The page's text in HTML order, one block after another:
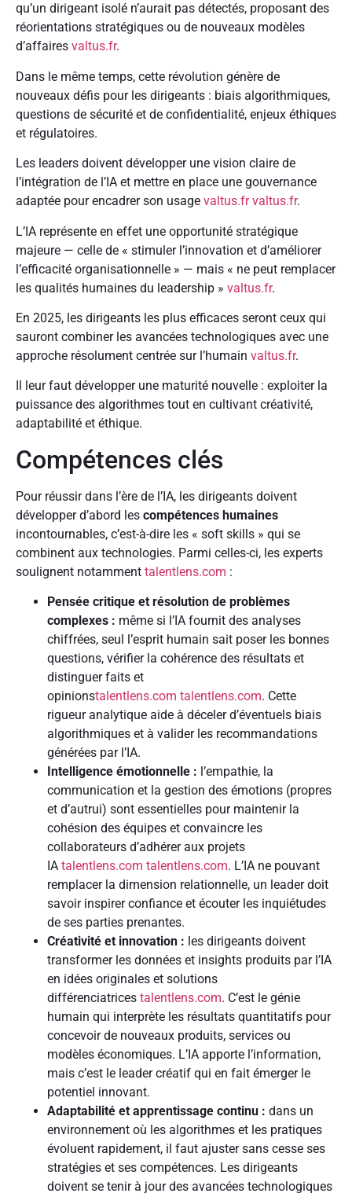
qu’un dirigeant isolé n’aurait pas détectés, proposant des
réorientations stratégiques ou de nouveaux modèles
d’affaires valtus.fr.
Dans le même temps, cette révolution génère de
nouveaux défis pour les dirigeants : biais algorithmiques,
questions de sécurité et de confidentialité, enjeux éthiques
et régulatoires.
Les leaders doivent développer une vision claire de
l’intégration de l’IA et mettre en place une gouvernance
adaptée pour encadrer son usage valtus.fr valtus.fr.
L’IA représente en effet une opportunité stratégique
majeure — celle de « stimuler l’innovation et d’améliorer
l’efficacité organisationnelle » — mais « ne peut remplacer
les qualités humaines du leadership » valtus.fr.
En 2025, les dirigeants les plus efficaces seront ceux qui
sauront combiner les avancées technologiques avec une
approche résolument centrée sur l’humain valtus.fr.
Il leur faut développer une maturité nouvelle : exploiter la
puissance des algorithmes tout en cultivant créativité,
adaptabilité et éthique.
Compétences clés
Pour réussir dans l’ère de l’IA, les dirigeants doivent
développer d’abord les compétences humaines
incontournables, c’est-à-dire les « soft skills » qui se
combinent aux technologies. Parmi celles-ci, les experts
soulignent notamment talentlens.com :
Pensée critique et résolution de problèmes
complexes : même si l’IA fournit des analyses
chiffrées, seul l’esprit humain sait poser les bonnes
questions, vérifier la cohérence des résultats et
distinguer faits et
opinionstalentlens.com talentlens.com. Cette
rigueur analytique aide à déceler d’éventuels biais
algorithmiques et à valider les recommandations
générées par l’IA.
Intelligence émotionnelle : l’empathie, la
communication et la gestion des émotions (propres
et d’autrui) sont essentielles pour maintenir la
cohésion des équipes et convaincre les
collaborateurs d’adhérer aux projets
IA talentlens.com talentlens.com. L’IA ne pouvant
remplacer la dimension relationnelle, un leader doit
savoir inspirer confiance et écouter les inquiétudes
de ses parties prenantes.
Créativité et innovation : les dirigeants doivent
transformer les données et insights produits par l’IA
en idées originales et solutions
différenciatrices talentlens.com. C’est le génie
humain qui interprète les résultats quantitatifs pour
concevoir de nouveaux produits, services ou
modèles économiques. L’IA apporte l’information,
mais c’est le leader créatif qui en fait émerger le
potentiel innovant.
Adaptabilité et apprentissage continu : dans un
environnement où les algorithmes et les pratiques
évoluent rapidement, il faut ajuster sans cesse ses
stratégies et ses compétences. Les dirigeants
doivent se tenir à jour des avancées technologiques